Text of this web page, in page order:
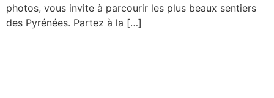
photos, vous invite à parcourir les plus beaux sentiers
des Pyrénées. Partez à la […]